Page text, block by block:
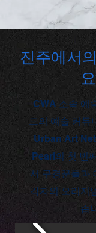
진주에서
CWA 소속 예
드의 예술 커뮤
Urban Art
Pearl의 첫 번
서 구경꾼들과
각자의 오리지
습